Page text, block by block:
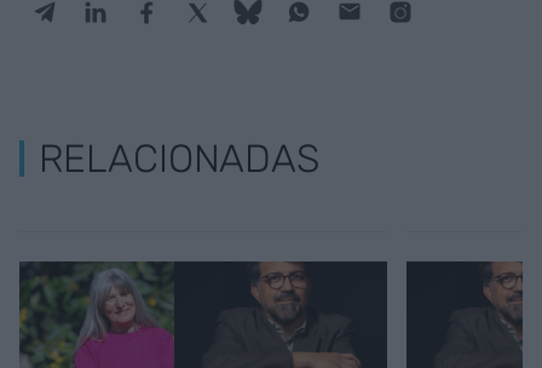
RELACIONADAS